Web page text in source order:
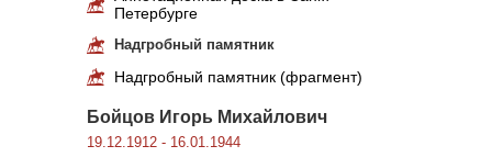
Петербурге
Надгробный памятник
Надгробный памятник (фрагмент)
Бойцов Игорь Михайлович
19.12.1912 - 16.01.1944